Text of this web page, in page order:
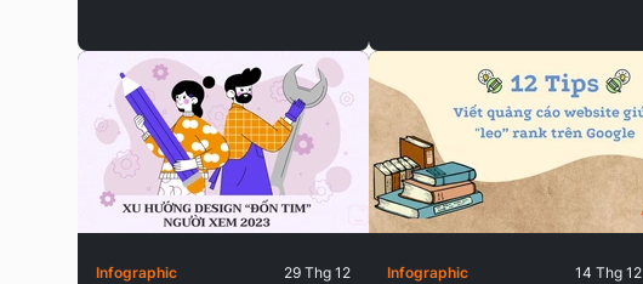
Infographic 29 Thg 12 Infographic 14 Thg 12